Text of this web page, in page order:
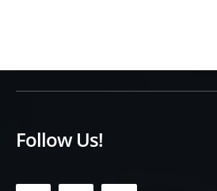
Follow Us!